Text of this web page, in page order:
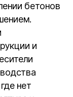
бетонов
и
нет